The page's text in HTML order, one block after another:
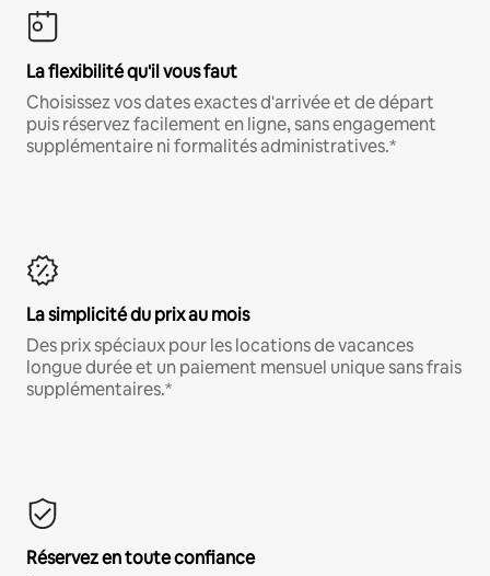
La flexibilité qu'il vous faut
Choisissez vos dates exactes d'arrivée et de départ
puis réservez facilement en ligne, sans engagement
supplémentaire ni formalités administratives.*
La simplicité du prix au mois
Des prix spéciaux pour les locations de vacances
longue durée et un paiement mensuel unique sans frais
supplémentaires.*
Réservez en toute confiance